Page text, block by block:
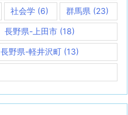
社会学(6) 群馬県 (23)
長野県-上田市(18)
長野県-軽井沢町 (13)